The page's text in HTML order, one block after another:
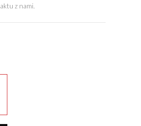
z nami.